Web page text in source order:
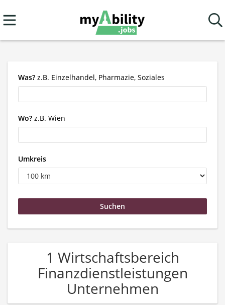
Was? z.B. Einzelhandel, Pharmazie, Soziales
Wo? z.B. Wien
Umkreis
1 Wirtschaftsbereich
Finanzdienstleistungen
Unternehmen